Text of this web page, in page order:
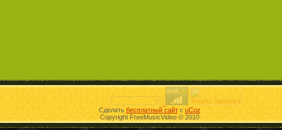
Сделать бесплатный сайтс uCoz
Copyright FreeMusicVideo © 2010